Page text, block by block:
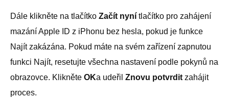
Dále klikněte na tlačítko Začít nyní tlačítko pro zahájení
mazání Apple ID z iPhonu bez hesla, pokud je funkce
Najít zakázána. Pokud máte na svém zařízení zapnutou
funkci Najít, resetujte všechna nastavení podle pokynů na
obrazovce. Klikněte OKa udeřil Znovu potvrdit zahájit
proces.